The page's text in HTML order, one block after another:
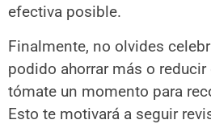
efectiva posible.
Finalmente, no olvides
podido ahorrar más o
tómate un momento para
Esto te motivará a seguir